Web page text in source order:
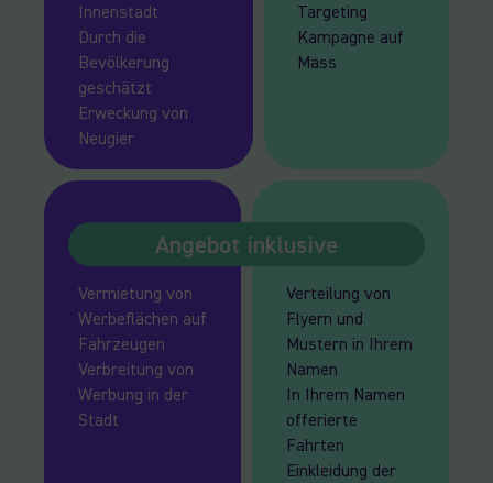
Innenstadt
Durch die
Bevölkerung
geschätzt
Erweckung von
Neugier
Targeting
Kampagne auf
Mass
Angebot inklusive
Vermietung von
Werbeflächen auf
Fahrzeugen
Verbreitung von
Werbung in der
Stadt
Verteilung von
Flyern und
Mustern in Ihrem
Namen
In Ihrem Namen
offerierte
Fahrten
Einkleidung der